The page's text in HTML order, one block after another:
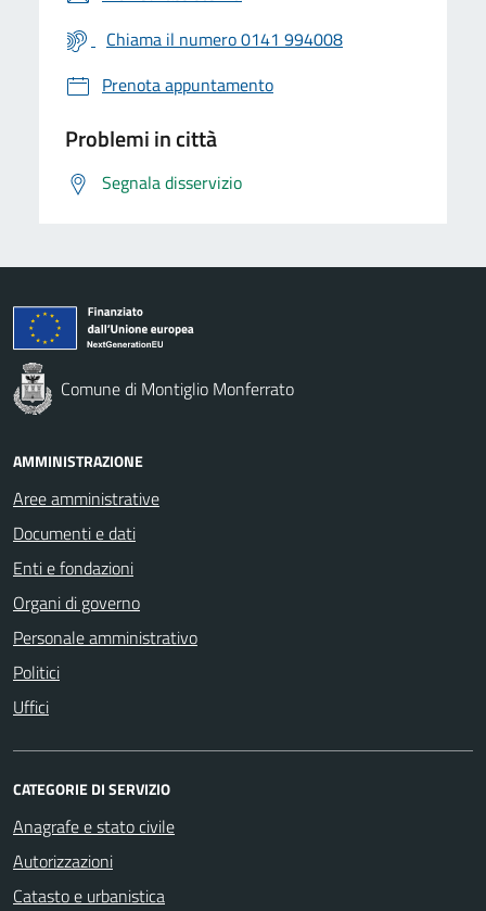
Chiama il numero 0141 994008
Prenota appuntamento
Problemi in città
Segnala disservizio
Comune di Montiglio Monferrato
AMMINISTRAZIONE
Aree amministrative
Documenti e dati
Enti e fondazioni
Organi di governo
Personale amministrativo
Politici
Uffici
CATEGORIE DI SERVIZIO
Anagrafe e stato civile
Autorizzazioni
Catasto e urbanistica